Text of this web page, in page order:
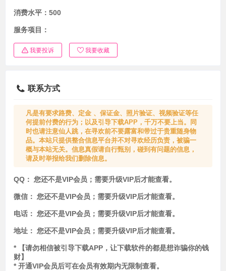
消费水平： 500
服务项目：
我要投诉 我要收藏
联系方式
凡是有要求路费、定金 、保证金、照片验证、视频验证等任
何提前付费的行为；以及引导下载APP，千万不要上当。同
时也请注意仙人跳，在寻欢前不要露富和带过于贵重随身物
品。本站只提供整合信息平台并不对寻欢经历负责，被骗一
概与本站无关。信息真假请自行甄别，碰到有问题的信息，
请及时举报给我们删除信息。
QQ： 您还不是VIP会员；需要升级VIP后才能查看。
微信： 您还不是VIP会员；需要升级VIP后才能查看。
电话： 您还不是VIP会员；需要升级VIP后才能查看。
地址： 您还不是VIP会员；需要升级VIP后才能查看。
* 【请勿相信被引导下载APP，让下载软件的都是想诈骗你的钱
财】
* 开通VIP会员后可在会员有效期内无限制查看。